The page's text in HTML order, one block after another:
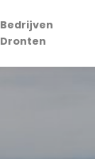
Bedrijven
Dronten